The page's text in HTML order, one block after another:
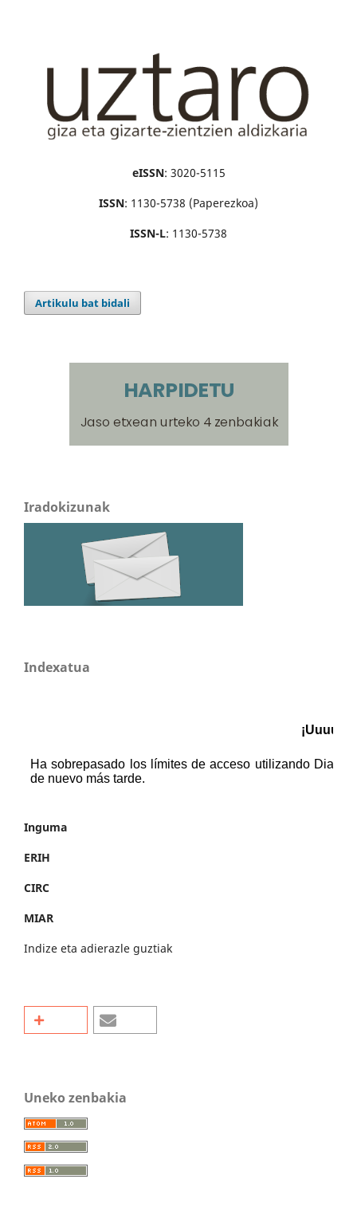
eISSN: 3020-5115
ISSN: 1130-5738 (Paperezkoa)
ISSN-L: 1130-5738
Artikulu bat bidali
Iradokizunak
Indexatua
Inguma
ERIH
CIRC
MIAR
Indize eta adierazle guztiak
Uneko zenbakia